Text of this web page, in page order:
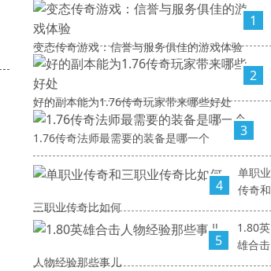
1
变态传奇游戏：信誉与服务俱佳的游戏体验
2
好的副本能为1.76传奇玩家带来哪些好处
3
1.76传奇法师最需要的装备是哪一个
4
单职业
传奇和
三职业传奇比如何
5
1.80英
雄合击
人物经验那些事儿